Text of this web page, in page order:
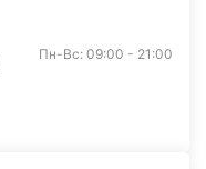
Пн-Вс: 09:00 - 21:00